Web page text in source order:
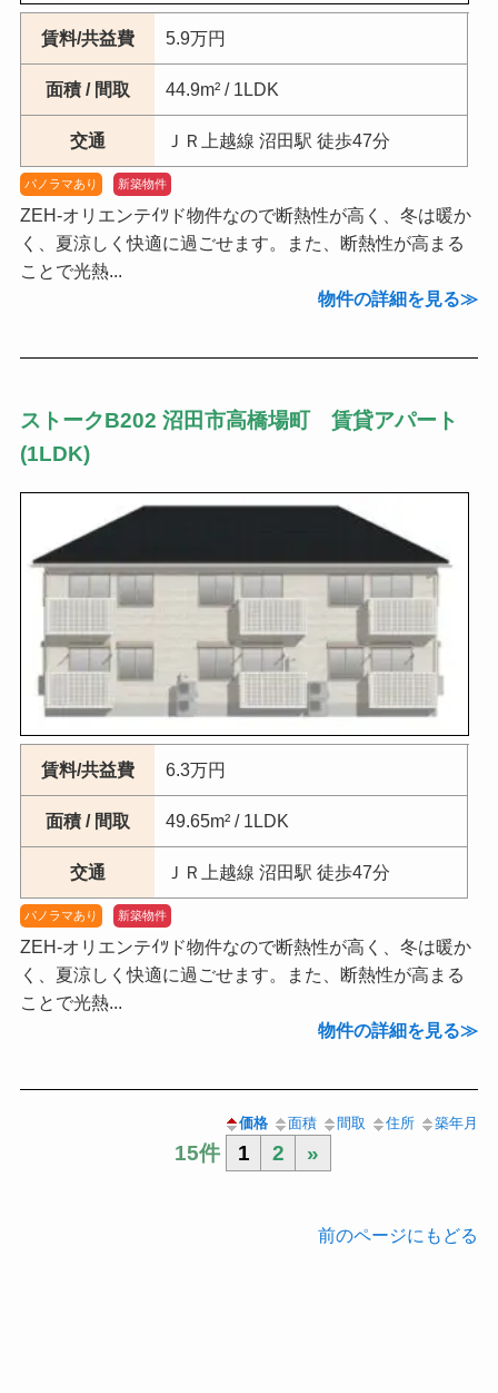
賃料/共益費 5.9万円
面積 / 間取 44.9m² / 1LDK
交通 ＪＲ上越線 沼田駅 徒歩47分
パノラマあり 新築物件
ZEH-オリエンテｲﾂド物件なので断熱性が高く、冬は暖か
く、夏涼しく快適に過ごせます。また、断熱性が高まる
ことで光熱...
物件の詳細を見る
ストークB202 沼田市高橋場町 賃貸アパート
(1LDK)
賃料/共益費 6.3万円
面積 / 間取 49.65m² / 1LDK
交通 ＪＲ上越線 沼田駅 徒歩47分
パノラマあり 新築物件
ZEH-オリエンテｲﾂド物件なので断熱性が高く、冬は暖か
く、夏涼しく快適に過ごせます。また、断熱性が高まる
ことで光熱...
物件の詳細を見る
価格 面積 間取 住所 築年月
15件 1 2 »
前のページにもどる